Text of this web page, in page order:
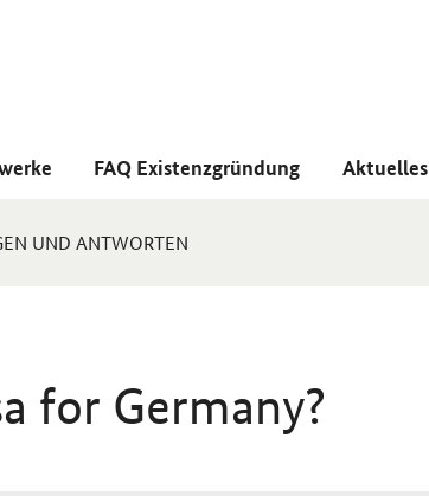
FAQ Existenzgründung Aktuelles
UND ANTWORTEN
for Germany?